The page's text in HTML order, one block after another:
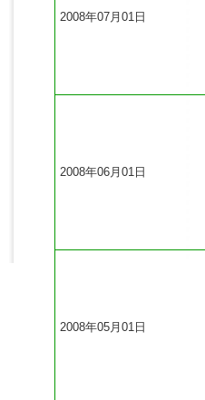
2008年07月01日
2008年06月01日
2008年05月01日